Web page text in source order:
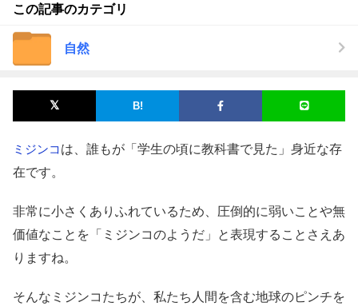
この記事のカテゴリ
自然
ミジンコ は、誰もが「学生の頃に教科書で見た」身近な存
在です。
非常に小さくありふれているため、圧倒的に弱いことや無
価値なことを「ミジンコのようだ」と表現することさえあ
りますね。
そんなミジンコたちが、私たち人間を含む地球のピンチを